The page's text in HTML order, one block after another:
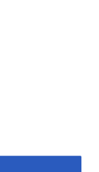
2 Rollen